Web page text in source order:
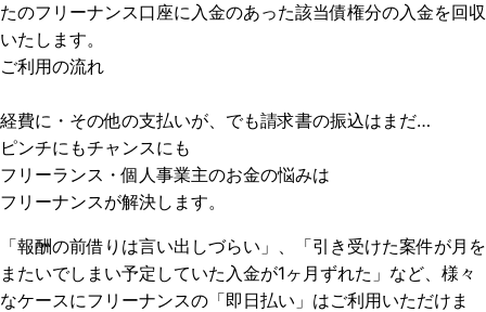
たのフリーナンス口座に入金のあった該当債権分の入金を回収
いたします。
ご利用の流れ
経費に・その他の支払いが、でも請求書の振込はまだ…
ピンチにもチャンスにも
フリーランス・個人事業主のお金の悩みは
フリーナンスが解決します。
「報酬の前借りは言い出しづらい」、「引き受けた案件が月を
またいでしまい予定していた入金が1ヶ月ずれた」など、様々
なケースにフリーナンスの「即日払い」はご利用いただけま